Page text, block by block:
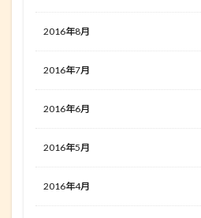
2016年8月
2016年7月
2016年6月
2016年5月
2016年4月